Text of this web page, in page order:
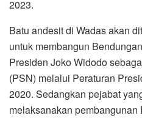
2023.
Batu andesit di Wadas akan
untuk membangun
Presiden Joko Widodo
(PSN) melalui Peraturan
2020. Sedangkan pejabat
melaksanakan